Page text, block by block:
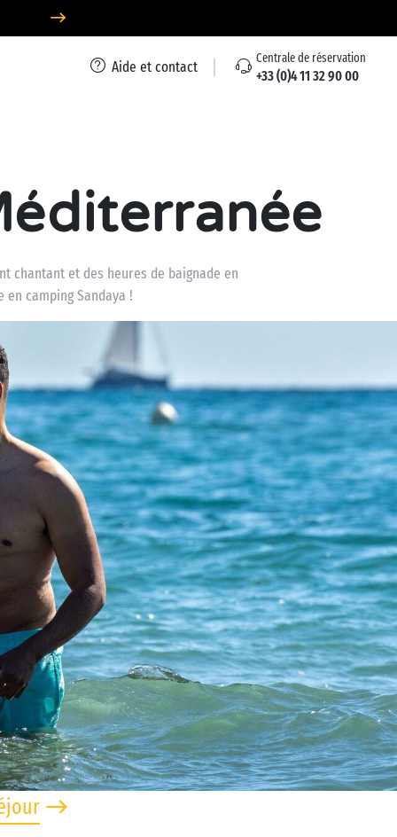
Aide et contact Centrale de réservation
+33 (0)4 11 32 90 00
chantant et des heures de baignade en
camping Sandaya !